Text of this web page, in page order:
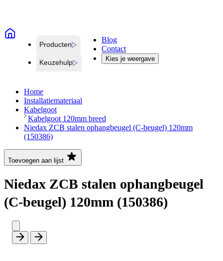
Producten
Keuzehulp
Blog
Contact
Kies je weergave
Home
Installatiemateriaal
Kabelgoot
Kabelgoot 120mm breed
Niedax ZCB stalen ophangbeugel (C-beugel) 120mm
(150386)
Toevoegen aan lijst
Niedax ZCB stalen ophangbeugel
(C-beugel) 120mm (150386)